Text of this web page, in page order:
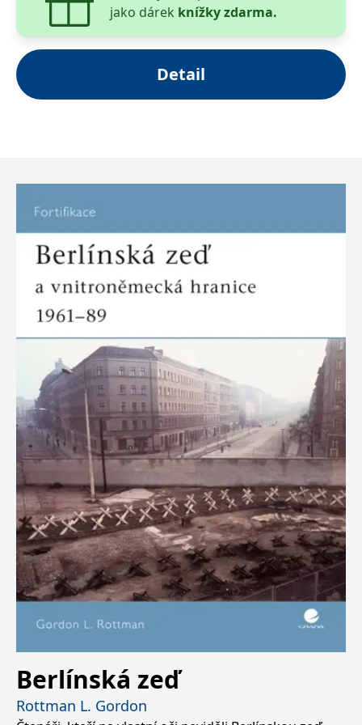
jako dárek knížky zdarma.
Detail
Berlínská zeď
Rottman L. Gordon